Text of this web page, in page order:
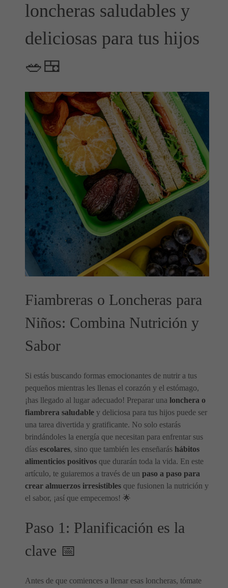
loncheras saludables y
deliciosas para tus hijos
🥗🍱
Fiambreras o Loncheras para
Niños: Combina Nutrición y
Sabor
Si estás buscando formas emocionantes de nutrir a tus
pequeños mientras les llenas el corazón y el estómago,
¡has llegado al lugar adecuado! Preparar una lonchera o
fiambrera saludable y deliciosa para tus hijos puede ser
una tarea divertida y gratificante. No solo estarás
brindándoles la energía que necesitan para enfrentar sus
días escolares, sino que también les enseñarás hábitos
alimenticios positivos que durarán toda la vida. En este
artículo, te guiaremos a través de un paso a paso para
crear almuerzos irresistibles que fusionen la nutrición y
el sabor, ¡así que empecemos! 🌟
Paso 1: Planificación es la
clave 📅
Antes de que comiences a llenar esas loncheras, tómate